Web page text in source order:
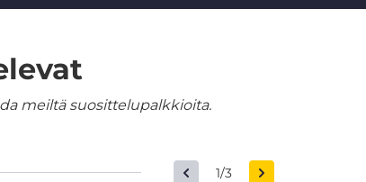
meiltä suosittelupalkkioita.
1/3